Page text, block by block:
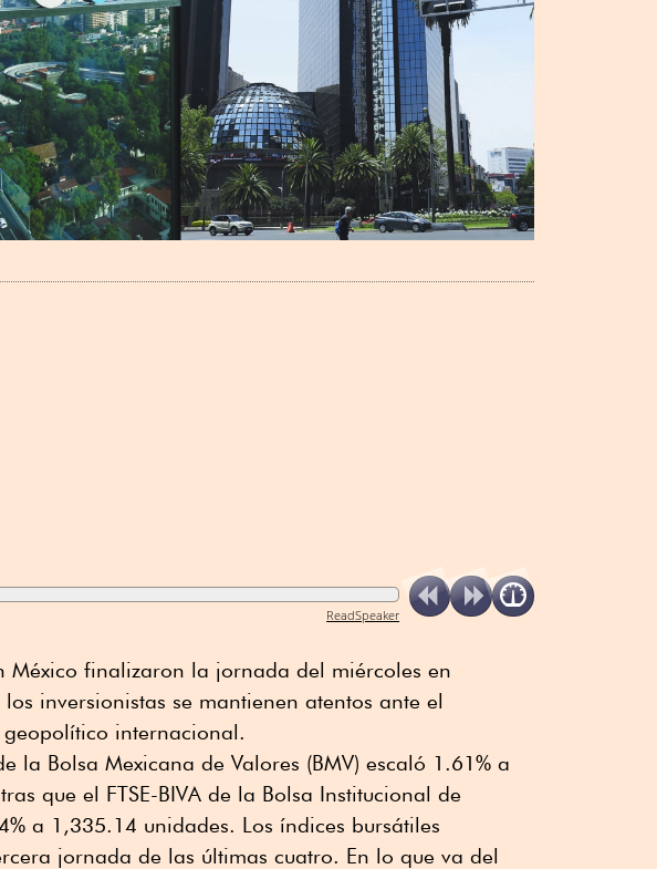
ReadSpeaker
México finalizaron la jornada del miércoles en
inversionistas se mantienen atentos ante el
internacional.
la Bolsa Mexicana de Valores (BMV) escaló 1.61% a
que el FTSE-BIVA de la Bolsa Institucional de
a 1,335.14 unidades. Los índices bursátiles
jornada de las últimas cuatro. En lo que va del